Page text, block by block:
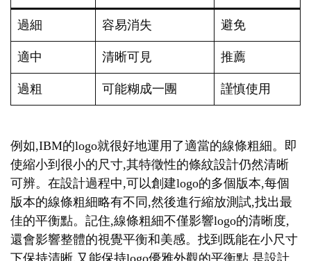
過細 容易消失 避免
適中 清晰可見 推薦
過粗 可能糊成一團 謹慎使用
例如,IBM的logo就很好地運用了適當的線條粗細。即
使縮小到很小的尺寸,其特徵性的條紋設計仍然清晰
可辨。在設計過程中,可以創建logo的多個版本,每個
版本的線條粗細略有不同,然後進行縮放測試,找出最
佳的平衡點。記住,線條粗細不僅影響logo的清晰度,
還會影響整體的視覺平衡和美感。找到既能在小尺寸